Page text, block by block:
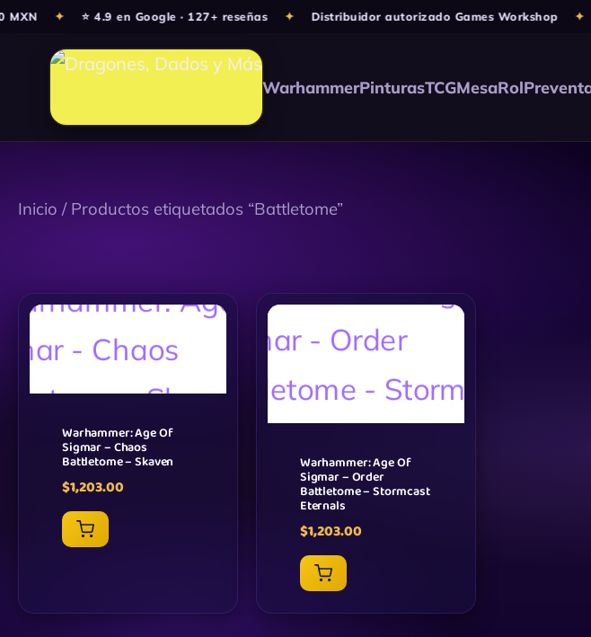
⭐ 4.9 en Google · 127+ reseñas ✦ Distribuidor autorizado Games Workshop ✦
WarhammerPinturasTCGMesaRol
Ir
contenido
Inicio / Productos etiquetados “Battletome”
Warhammer: Age Of
Sigmar – Chaos
Battletome – Skaven
$1,203.00
Warhammer: Age Of
Sigmar – Order
Battletome – Stormcast
Eternals
$1,203.00